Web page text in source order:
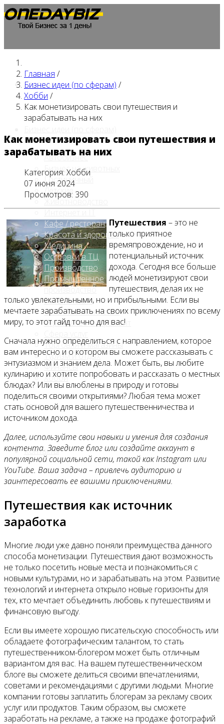
Главная
Автобизнес
Бизнес на животных
Гостиничный
Детские
Животноводство
Кафе / ресторан
Красота и здоровье
Медицина
Островки в ТЦ
Производство
Промышленное
производство
Развлечения
Сельское хозяйство
Строительство, ремонт
Торговля и магазины
Туризм и отдых
Финансы
Хобби
Блог
Контакты
Главная /
Бизнес идеи (по сферам) /
Хобби /
Как монетизировать свои путешествия и
зарабатывать на них
Как монетизировать свои путешествия и
зарабатывать на них
Категория: Хобби
07 июня 2024
Просмотров: 390
Путешествия – это не
только приятное
времяпровождение, но и
потенциальный источник
дохода. Сегодня все больше
людей монетизируют свои
путешествия, делая их не
только увлекательными, но и прибыльными. Если вы
мечтаете зарабатывать на своих приключениях по всему
миру, то этот гайд точно для вас!
Сначала нужно определиться с направлением, которое
вам интересно и о котором вы сможете рассказывать с
энтузиазмом и знанием дела. Может быть, вы любите
кулинарию и хотите попробовать и рассказать о местных
блюдах? Или вы влюблены в природу и готовы
поделиться своими открытиями? Любая тема может
стать основой для вашего путешественничества и
источником дохода.
Далее, используйте свои навыки и умения для создания
контента. Заведите блог или создайте аккаунт в
популярной социальной сети, такой как Instagram или
YouTube. Ваша задача – привлечь аудиторию и
заинтересовать ее вашими приключениями.
Путешествия как источник
заработка
Многие люди уже давно поняли преимущества данного
способа монетизации. Путешествия дают возможность
не только посетить новые места и познакомиться с
новыми культурами, но и зарабатывать на этом. Развитие
технологий и интернета открыло новые горизонты для
тех, кто мечтает объединить любовь к путешествиям и
финансовую выгоду.
Если вы имеете хорошую писательскую способность или
обладаете фотографическим талантом, то стать
путешественником-блогером может быть отличным
вариантом для вас. На вашем путешественническом
блоге вы сможете делиться своими впечатлениями,
советами и рекомендациями с другими людьми. Многие
компании готовы заплатить блогерам за рекламу своих
услуг или продуктов. Таким образом, вы сможете
заработать на рекламе, а также на продаже фотографий